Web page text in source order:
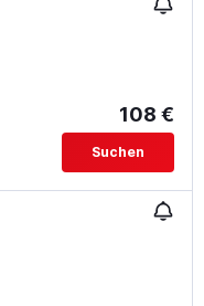
108 €
Suchen